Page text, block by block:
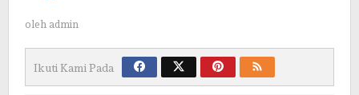
oleh admin
Ikuti Kami Pada